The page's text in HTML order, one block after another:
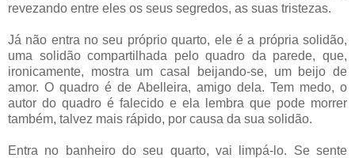
revezando entre eles os seus segredos, as suas tristezas.
Já não entra no seu próprio quarto, ele é a própria solidão,
uma solidão compartilhada pelo quadro da parede, que,
ironicamente, mostra um casal beijando-se, um beijo de
amor. O quadro é de Abelleira, amigo dela. Tem medo, o
autor do quadro é falecido e ela lembra que pode morrer
também, talvez mais rápido, por causa da sua solidão.
Entra no banheiro do seu quarto, vai limpá-lo. Se sente